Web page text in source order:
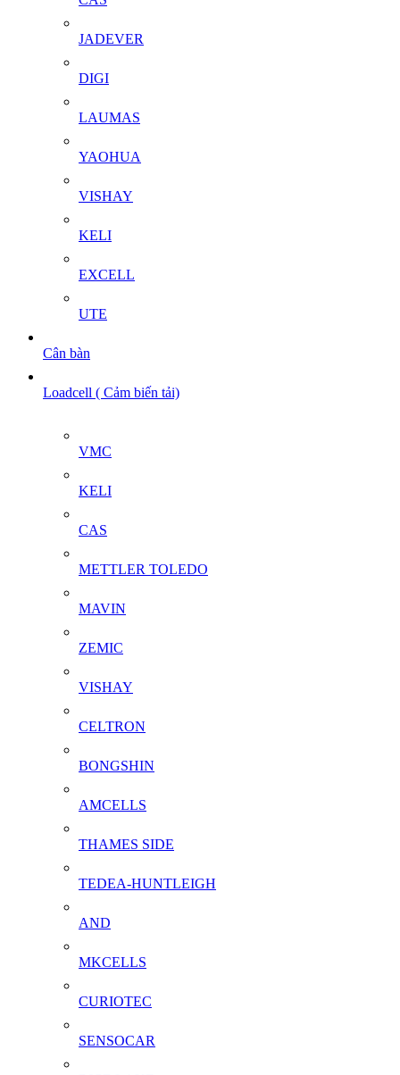
JADEVER
DIGI
LAUMAS
YAOHUA
VISHAY
KELI
EXCELL
UTE
Cân bàn
Loadcell ( Cảm biến tải)
VMC
KELI
CAS
METTLER TOLEDO
MAVIN
ZEMIC
VISHAY
CELTRON
BONGSHIN
AMCELLS
THAMES SIDE
TEDEA-HUNTLEIGH
AND
MKCELLS
CURIOTEC
SENSOCAR